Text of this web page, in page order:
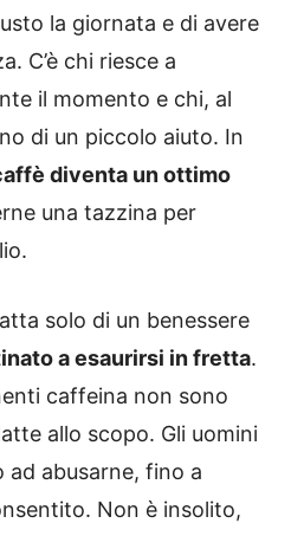
la giornata e di avere
C’è chi riesce a
il momento e chi, al
di un piccolo aiuto. In
diventa un ottimo
una tazzina per
solo di un benessere
a esaurirsi in fretta.
caffeina non sono
allo scopo. Gli uomini
ad abusarne, fino a
Non è insolito,